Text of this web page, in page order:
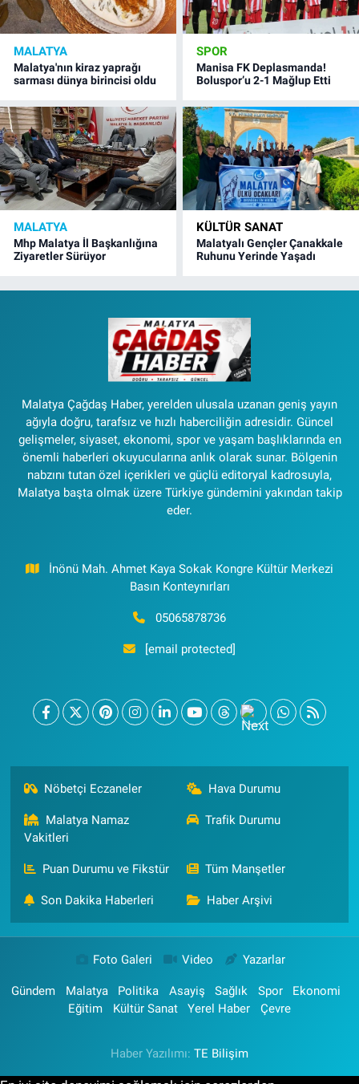
MALATYA
Malatya'nın kiraz yaprağı
sarması dünya birincisi oldu
SPOR
Manisa FK Deplasmanda!
Boluspor’u 2-1 Mağlup Etti
MALATYA
Mhp Malatya İl Başkanlığına
Ziyaretler Sürüyor
KÜLTÜR SANAT
Malatyalı Gençler Çanakkale
Ruhunu Yerinde Yaşadı
Malatya Çağdaş Haber, yerelden ulusala uzanan geniş yayın
ağıyla doğru, tarafsız ve hızlı haberciliğin adresidir. Güncel
gelişmeler, siyaset, ekonomi, spor ve yaşam başlıklarında en
önemli haberleri okuyucularına anlık olarak sunar. Bölgenin
nabzını tutan özel içerikleri ve güçlü editoryal kadrosuyla,
Malatya başta olmak üzere Türkiye gündemini yakından takip
eder.
İnönü Mah. Ahmet Kaya Sokak Kongre Kültür Merkezi
Basın Konteynırları
05065878736
[email protected]
Nöbetçi Eczaneler Hava Durumu
Malatya Namaz
Vakitleri
Trafik Durumu
Puan Durumu ve Fikstür Tüm Manşetler
Son Dakika Haberleri Haber Arşivi
Foto Galeri Video Yazarlar
Gündem Malatya Politika Asayiş Sağlık Spor
Ekonomi
Eğitim
Kültür Sanat Yerel Haber Çevre
Haber Yazılımı: TE Bilişim